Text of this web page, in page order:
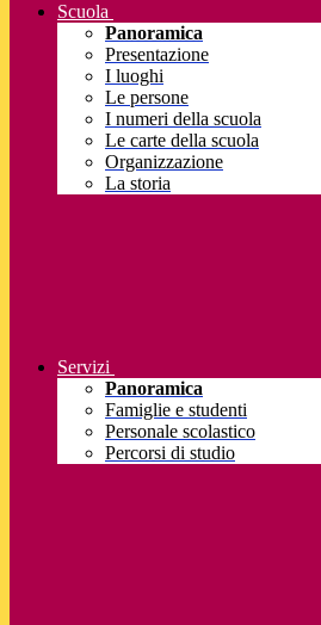
Scuola
Panoramica
Presentazione
I luoghi
Le persone
I numeri della scuola
Le carte della scuola
Organizzazione
La storia
Servizi
Panoramica
Famiglie e studenti
Personale scolastico
Percorsi di studio